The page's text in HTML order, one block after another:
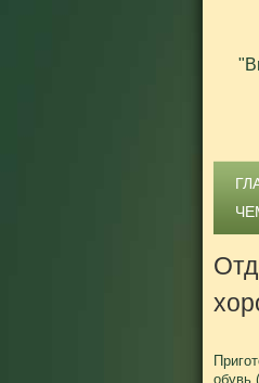
обувь